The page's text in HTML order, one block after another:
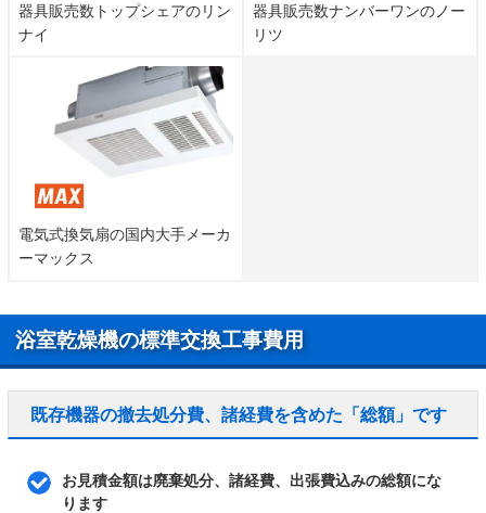
器具販売数トップシェアのリン
ナイ
器具販売数ナンバーワンのノー
リツ
電気式換気扇の国内大手メーカ
ーマックス
浴室乾燥機の標準交換工事費用
既存機器の撤去処分費、諸経費を含めた「総額」です
お見積金額は廃棄処分、諸経費、出張費込みの総額にな
ります